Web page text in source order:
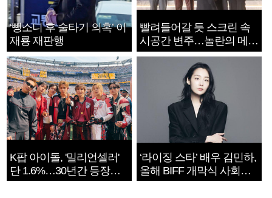
‘뺑소니 후 술타기 의혹’ 이
재룡 재판행
빨려들어갈 듯 스크린 속
시공간 변주…놀란의 메시
지는 ‘전쟁 속죄’
K팝 아이돌, '밀리언셀러'
단 1.6%…30년간 등장
1182개팀 전수조사
‘라이징 스타’ 배우 김민하,
올해 BIFF 개막식 사회자
확정